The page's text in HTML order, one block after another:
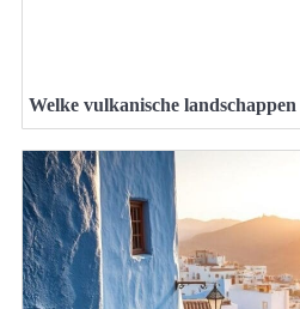
Welke vulkanische